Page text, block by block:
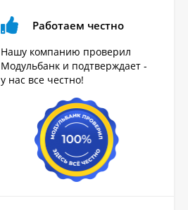
Работаем честно
Нашу компанию проверил
Модульбанк и подтверждает -
у нас все честно!